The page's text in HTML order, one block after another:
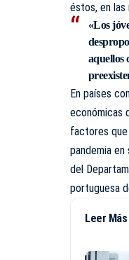
éstos, en las
«Los
aquellos
En países
económicas
factores que
pandemia
del
portuguesa
Leer Más